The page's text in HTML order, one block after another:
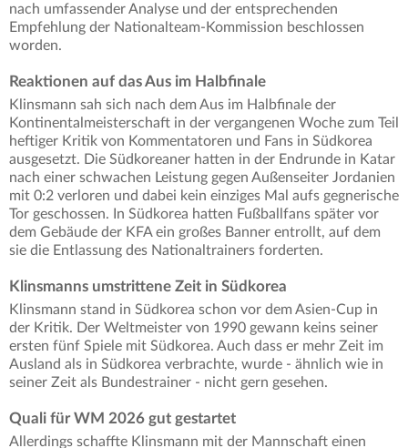
nach umfassender Analyse und der entsprechenden
Empfehlung der Nationalteam-Kommission beschlossen
worden.
Reaktionen auf das Aus im Halbfinale
Klinsmann sah sich nach dem Aus im Halbfinale der
Kontinentalmeisterschaft in der vergangenen Woche zum Teil
heftiger Kritik von Kommentatoren und Fans in Südkorea
ausgesetzt. Die Südkoreaner hatten in der Endrunde in Katar
nach einer schwachen Leistung gegen Außenseiter Jordanien
mit 0:2 verloren und dabei kein einziges Mal aufs gegnerische
Tor geschossen. In Südkorea hatten Fußballfans später vor
dem Gebäude der KFA ein großes Banner entrollt, auf dem
sie die Entlassung des Nationaltrainers forderten.
Klinsmanns umstrittene Zeit in Südkorea
Klinsmann stand in Südkorea schon vor dem Asien-Cup in
der Kritik. Der Weltmeister von 1990 gewann keins seiner
ersten fünf Spiele mit Südkorea. Auch dass er mehr Zeit im
Ausland als in Südkorea verbrachte, wurde - ähnlich wie in
seiner Zeit als Bundestrainer - nicht gern gesehen.
Quali für WM 2026 gut gestartet
Allerdings schaffte Klinsmann mit der Mannschaft einen